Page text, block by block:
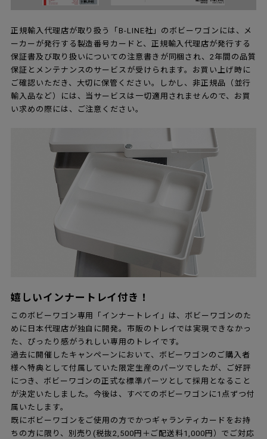
正規輸入代理店が取り扱う「B-LINE社」のボビーワゴンには、メ
ーカーが発行する製造番号カードと、正規輸入代理店が発行する
保証書及び取り扱いについての注意書きが同梱され、2年間の品質
保証とメンテナンスのサービスが受けられます。お買い上げ時に
ご確認いただき、大切に保管ください。しかし、非正規品（並行
輸入品など）には、当サービスは一切適用されませんので、お買
い求めの際には、ご注意ください。
嬉しいインナートレイ付き！
このボビーワゴン専用「インナートレイ」は、ボビーワゴンのた
めに日本代理店が独自に開発。市販のトレイでは実現できなかっ
た、ぴったり感がうれしい専用のトレイです。
過去に開催したキャンペーンにおいて、ボビーワゴンのご購入者
様へ特典として付属していた限定生産のパーツでしたが、ご好評
につき、ボビーワゴンの正式な標準パーツとして採用となること
が決定いたしました。今後は、すべてのボビーワゴンに1点ずつ付
属いたします。
既にボビーワゴンをご使用の方でかつギャランティカードをお持
ちの方に限り、別売り(税抜2,500円＋ご配送料1,000円）でご対応